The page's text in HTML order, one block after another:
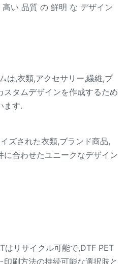
い 品質 の 鮮明 な デザイン
は,衣類,アクセサリー,繊維,プ
スタムデザインを作成するため
ます.
ズされた衣類,ブランド商品,
合わせたユニークなデザイン
はリサイクル可能で,DTF PET
刷方法の持続可能な選択肢と